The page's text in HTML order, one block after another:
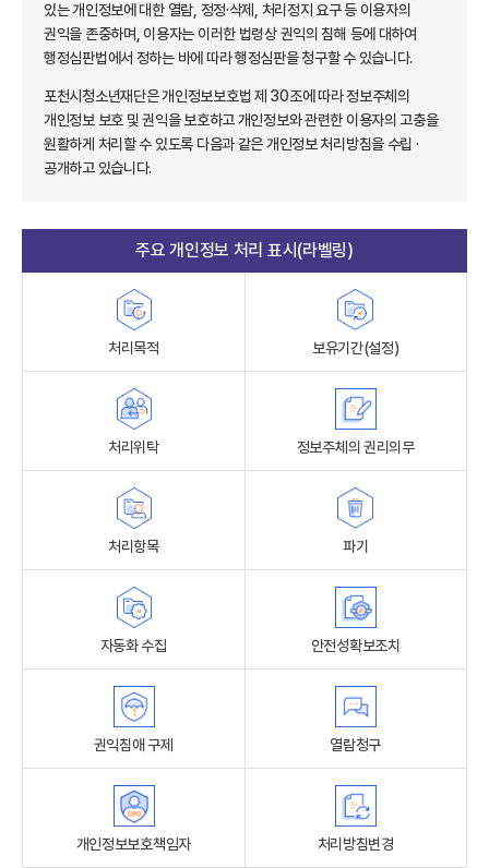
있는 개인정보에 대한 열람, 정정·삭제, 처리정지 요구 등 이용자의
권익을 존중하며, 이용자는 이러한 법령상 권익의 침해 등에 대하여
행정심판법에서 정하는 바에 따라 행정심판을 청구할 수 있습니다.
포천시청소년재단은 개인정보보호법 제 30조에 따라 정보주체의
개인정보 보호 및 권익을 보호하고 개인정보와 관련한 이용자의 고충을
원활하게 처리할 수 있도록 다음과 같은 개인정보 처리방침을 수립 ·
공개하고 있습니다.
주요 개인정보 처리 표시(라벨링)
처리목적 보유기간(설정)
처리위탁 정보주체의 권리의무
처리항목 파기
자동화 수집 안전성확보조치
권익침애 구제 열람청구
개인정보보호책임자 처리방침변경